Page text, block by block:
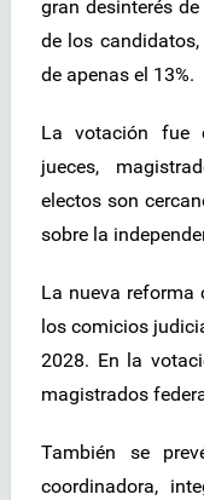
gran desinterés
de los
de apenas el 13%.
La votación fue
jueces,
electos son
sobre la
La nueva reforma
los comicios
2028. En la
magistrados
También se
coordinadora,